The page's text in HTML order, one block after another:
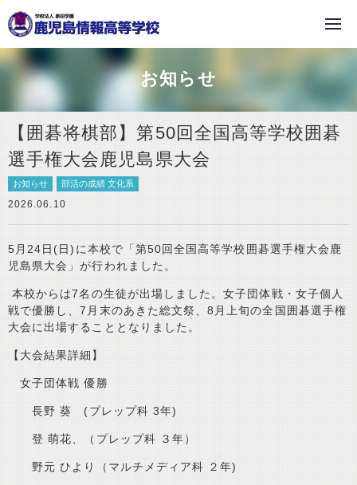
お知らせ
【囲碁将棋部】第50回全国高等学校囲碁
選手権大会鹿児島県大会
お知らせ 部活の成績 文化系
2026.06.10
5月24日(日)に本校で「第50回全国高等学校囲碁選手権大会鹿
児島県大会」が行われました。
本校からは7名の生徒が出場しました。女子団体戦・女子個人
戦で優勝し、7月末のあきた総文祭、8月上旬の全国囲碁選手権
大会に出場することとなりました。
【大会結果詳細】
女子団体戦 優勝
長野 葵 (プレップ科 3年)
登 萌花、（プレップ科 ３年）
野元 ひより（マルチメディア科 ２年)